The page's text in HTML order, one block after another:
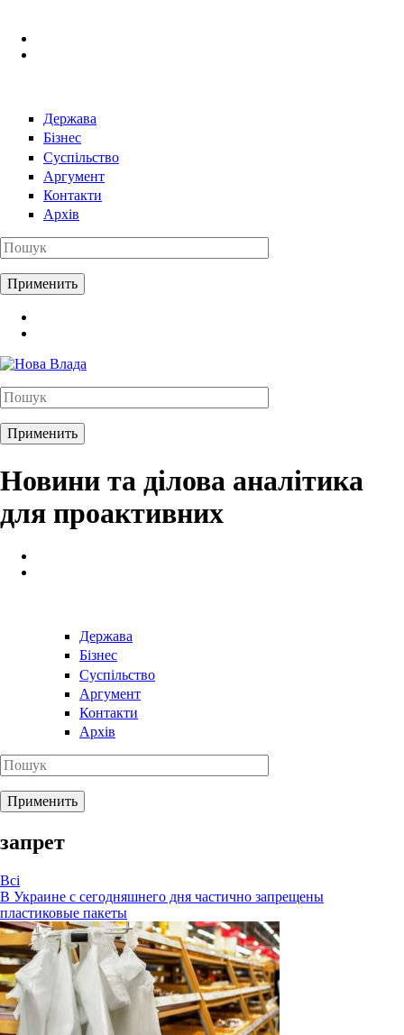
Держава
Бізнес
Суспільство
Аргумент
Контакти
Архів
Новини та ділова аналітика
для проактивних
Держава
Бізнес
Суспільство
Аргумент
Контакти
Архів
запрет
Всі
В Украине с сегодняшнего дня частично запрещены
пластиковые пакеты